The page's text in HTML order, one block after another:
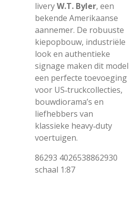
liveryW.T. Byler, een
bekende Amerikaanse
aannemer. De robuuste
kiepopbouw, industriële
look en authentieke
signage maken dit model
een perfecte toevoeging
voor US‑truckcollecties,
bouwdiorama’s en
liefhebbers van
klassieke heavy‑duty
voertuigen.
86293 4026538862930
schaal 1:87